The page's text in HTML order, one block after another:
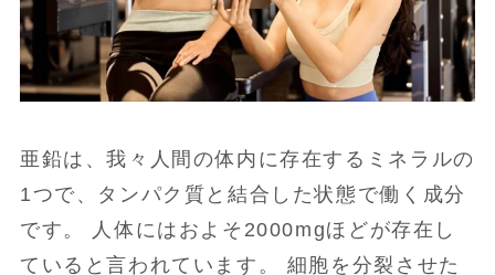
亜鉛は、我々人間の体内に存在するミネラルの
1つで、タンパク質と結合した状態で働く成分
です。 人体にはおよそ2000mgほどが存在し
ていると言われています。 細胞を分裂させた